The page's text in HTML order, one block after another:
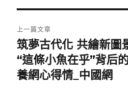
章
導
覽
上一篇文章
上
一
篇
筑夢古代化 共繪新圖
“這條小魚在乎”背后
養網心得情_中國網